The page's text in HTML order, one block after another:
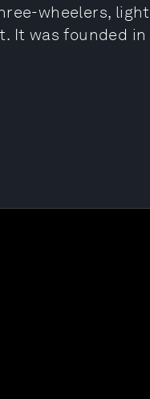
wheelers,
It was founded in